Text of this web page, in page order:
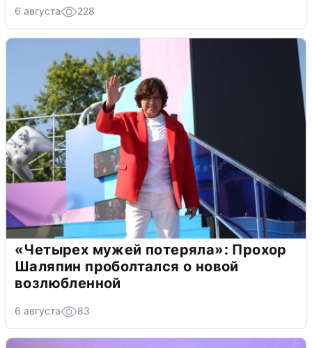
6 августа 228
«Четырех мужей потеряла»: Прохор
Шаляпин проболтался о новой
возлюбленной
6 августа 83